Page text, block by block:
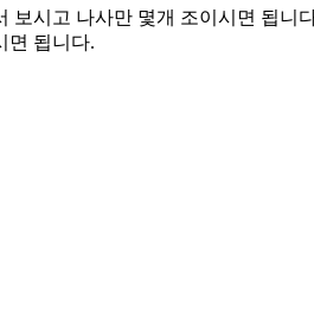
보시고 나사만 몇개 조이시면 됩
면 됩니다.